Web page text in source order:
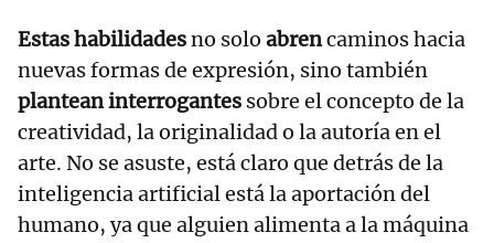
Estas habilidadesno solo abrencaminos hacia
nuevas formas de expresión, sino también
plantean interrogantes sobre el concepto de la
creatividad, la originalidad o la autoría en el
arte. No se asuste, está claro que detrás de la
inteligencia artificial está la aportación del
humano, ya que alguien alimenta a la máquina